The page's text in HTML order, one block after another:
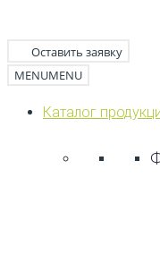
Оставить заявку
MENUMENU
Каталог